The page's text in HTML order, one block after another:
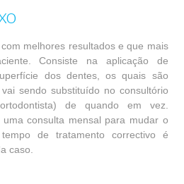
melhores resultados e que mais
Consiste na aplicação de
dos dentes, os quais são
sendo substituído no consultório
de quando em vez.
consulta mensal para mudar o
de tratamento correctivo é
caso.